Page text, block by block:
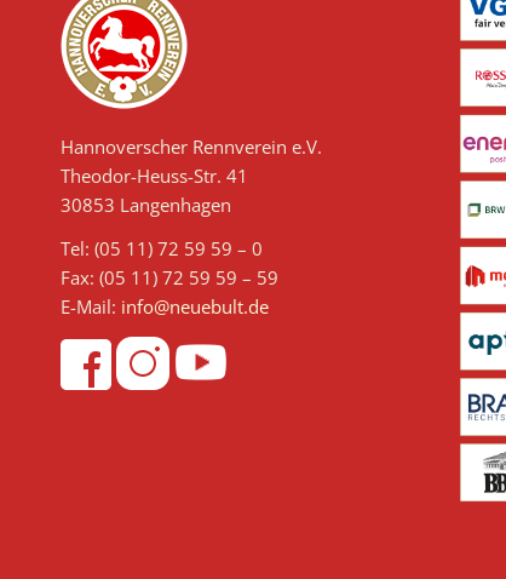
Hannoverscher Rennverein e.V.
Theodor-Heuss-Str. 41
30853 Langenhagen
Tel: (05 11) 72 59 59 – 0
Fax: (05 11) 72 59 59 – 59
E-Mail: info@neuebult.de